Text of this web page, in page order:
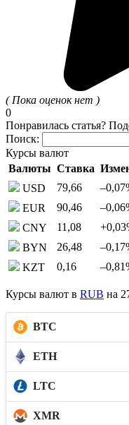
( Пока оценок нет )
0
Понравилась статья?
Поиск:
Курсы валют
Валюты Ставка
USD
79,66 –0,07
EUR
90,46 –0,06
CNY
11,08 +0,03
BYN
26,48 –0,17
KZT
0,16 –0,81
Курсы валют в RUB на
BTC
ETH
LTC
XMR